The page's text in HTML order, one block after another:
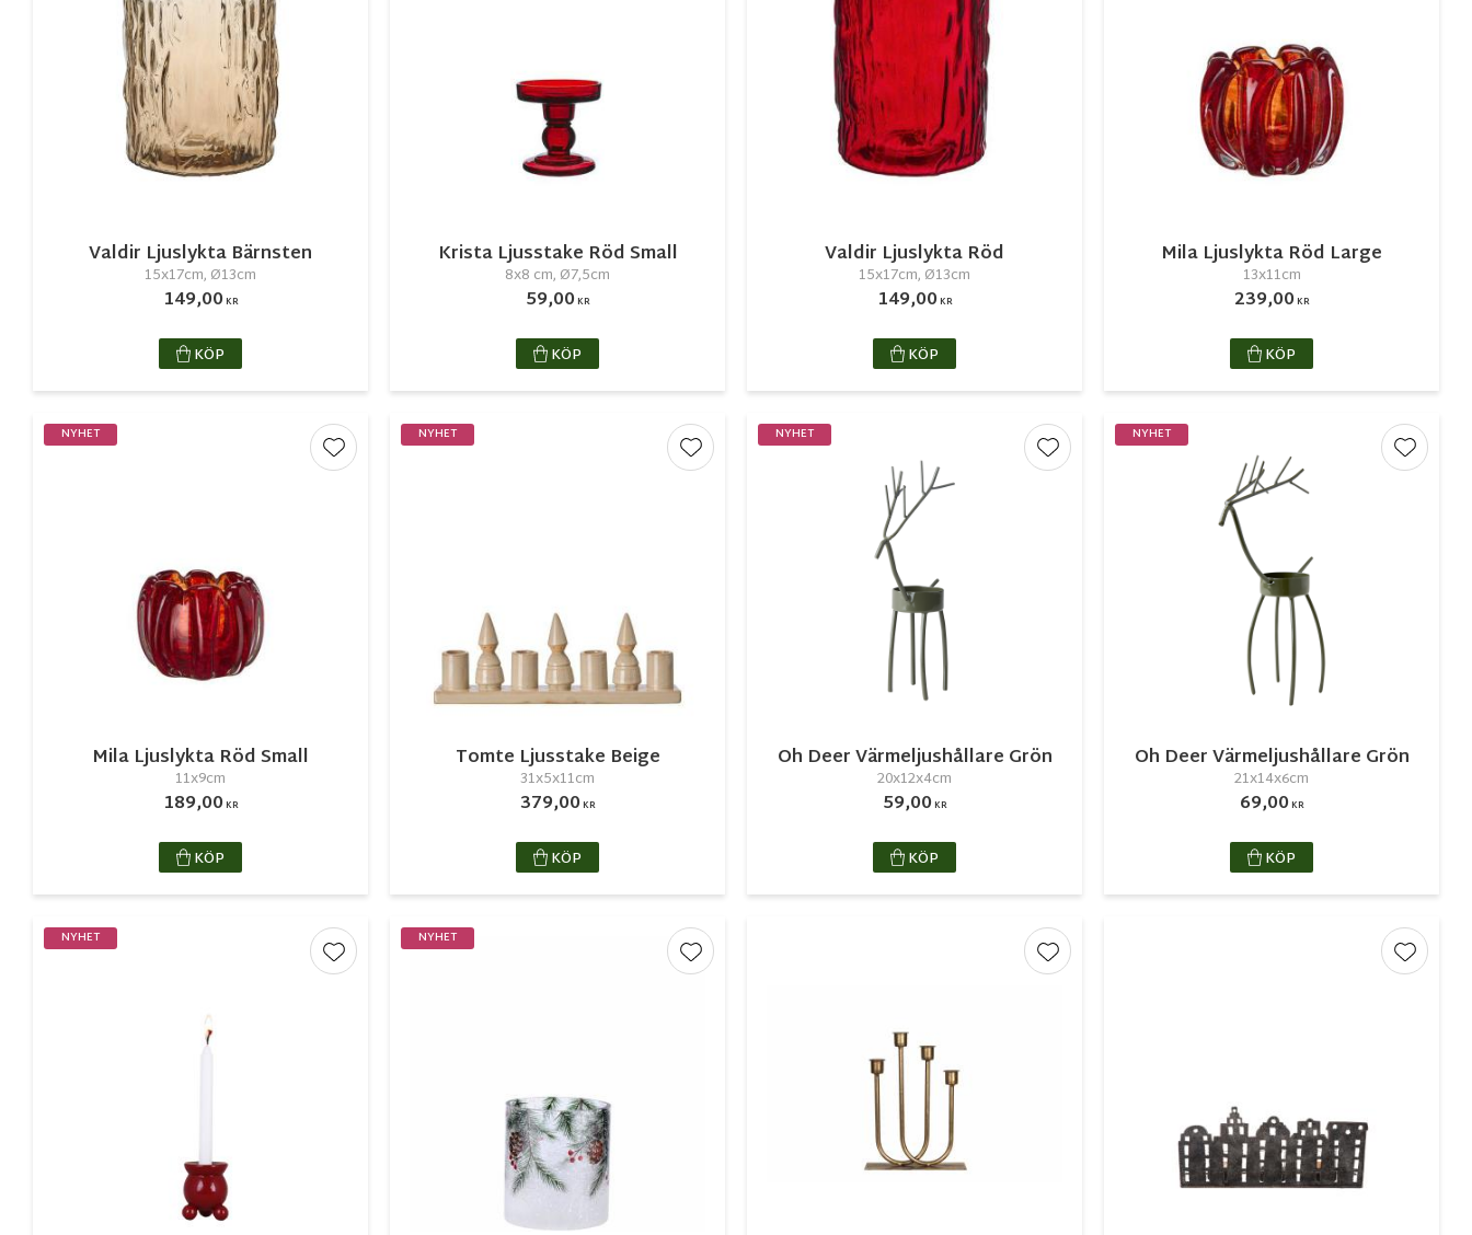
Valdir Ljuslykta Bärnsten
15x17cm, Ø13cm
149,00KR
KÖP
Krista Ljusstake Röd Small
8x8 cm, Ø7,5cm
59,00KR
KÖP
Valdir Ljuslykta Röd
15x17cm, Ø13cm
149,00KR
KÖP
Mila Ljuslykta Röd Large
13x11cm
239,00KR
KÖP
Mila Ljuslykta Röd Small
11x9cm
189,00KR
NYHET
Lägg till i favoriter
KÖP
Tomte Ljusstake Beige
31x5x11cm
379,00KR
NYHET
Lägg till i favoriter
KÖP
Oh Deer Värmeljushållare Grön
20x12x4cm
59,00KR
NYHET
Lägg till i favoriter
KÖP
Oh Deer Värmeljushållare Grön
21x14x6cm
69,00KR
NYHET
Lägg
KÖP
NYHET
Lägg till i favoriter
NYHET
Lägg till i favoriter Lägg till i favoriter Lägg